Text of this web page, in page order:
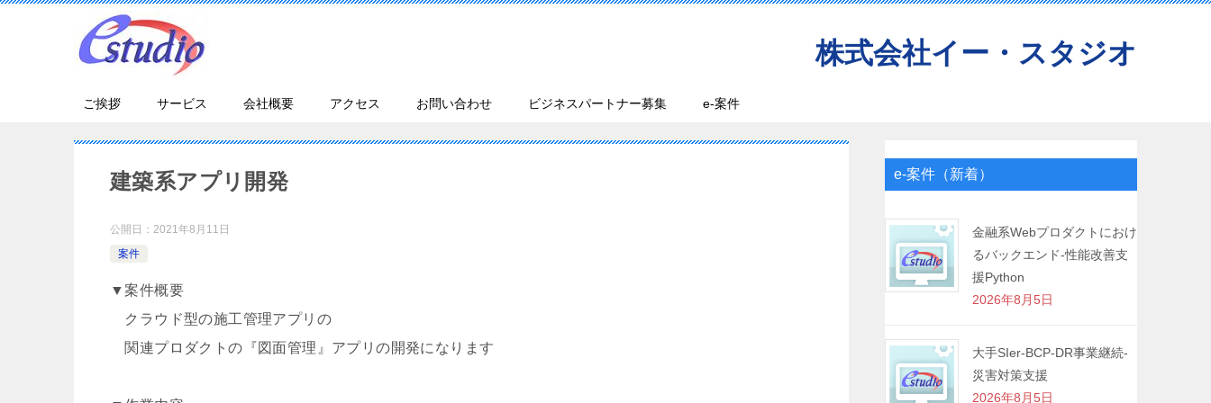
株式会社イー・スタジオ
ご挨拶 サービス 会社概要 アクセス お問い合わせ ビジネスパートナー募集 e-案件
建築系アプリ開発
公開日： 2021年8月11日
案件
▼案件概要
クラウド型の施工管理アプリの
関連プロダクトの『図面管理』アプリの開発になります
e-案件（新着）
金融系Webプロダクトにおけ
るバックエンド-性能改善支
援Python
2026年8月5日
大手SIer-BCP-DR事業継続-
災害対策支援
2026年8月5日